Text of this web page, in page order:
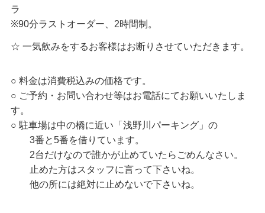
ラ
※90分ラストオーダー、2時間制。
☆ 一気飲みをするお客様はお断りさせていただきます。
○ 料金は消費税込みの価格です。
○ ご予約・お問い合わせ等はお電話にてお願いいたしま
す。
○ 駐車場は中の橋に近い「浅野川パーキング」の
3番と5番を借りています。
2台だけなので誰かが止めていたらごめんなさい。
止めた方はスタッフに言って下さいね。
他の所には絶対に止めないで下さいね。